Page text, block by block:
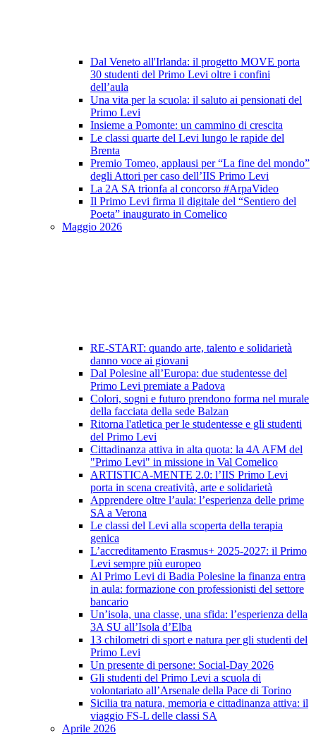
Dal Veneto all'Irlanda: il progetto MOVE porta
30 studenti del Primo Levi oltre i confini
dell’aula
Una vita per la scuola: il saluto ai pensionati del
Primo Levi
Insieme a Pomonte: un cammino di crescita
Le classi quarte del Levi lungo le rapide del
Brenta
Premio Tomeo, applausi per “La fine del mondo”
degli Attori per caso dell’IIS Primo Levi
La 2A SA trionfa al concorso #ArpaVideo
Il Primo Levi firma il digitale del “Sentiero del
Poeta” inaugurato in Comelico
Maggio 2026
RE-START: quando arte, talento e solidarietà
danno voce ai giovani
Dal Polesine all’Europa: due studentesse del
Primo Levi premiate a Padova
Colori, sogni e futuro prendono forma nel murale
della facciata della sede Balzan
Ritorna l'atletica per le studentesse e gli studenti
del Primo Levi
Cittadinanza attiva in alta quota: la 4A AFM del
"Primo Levi" in missione in Val Comelico
ARTISTICA-MENTE 2.0: l’IIS Primo Levi
porta in scena creatività, arte e solidarietà
Apprendere oltre l’aula: l’esperienza delle prime
SA a Verona
Le classi del Levi alla scoperta della terapia
genica
L’accreditamento Erasmus+ 2025-2027: il Primo
Levi sempre più europeo
Al Primo Levi di Badia Polesine la finanza entra
in aula: formazione con professionisti del settore
bancario
Un’isola, una classe, una sfida: l’esperienza della
3A SU all’Isola d’Elba
13 chilometri di sport e natura per gli studenti del
Primo Levi
Un presente di persone: Social-Day 2026
Gli studenti del Primo Levi a scuola di
volontariato all’Arsenale della Pace di Torino
Sicilia tra natura, memoria e cittadinanza attiva: il
viaggio FS-L delle classi SA
Aprile 2026